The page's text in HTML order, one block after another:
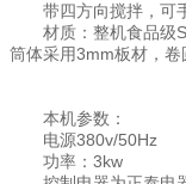
带四方向搅拌，可
材质：整机食品级
筒体采用3mm板材，
本机参数：
电源380v/50Hz
功率：3kw